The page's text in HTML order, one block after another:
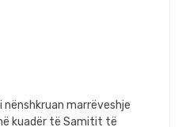
nënshkruan marrëveshje
kuadër të Samitit të